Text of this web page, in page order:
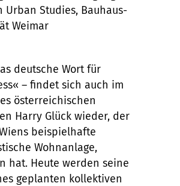
Urban Studies, Bauhaus-
Weimar
deutsche Wort für
– findet sich auch im
österreichischen
Harry Glück wieder, der
beispielhafte
Wohnanlage,
hat. Heute werden seine
geplanten kollektiven